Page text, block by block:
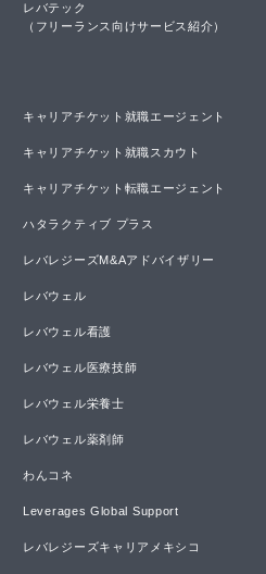
レバテック
（フリーランス向けサービス紹介）
キャリアチケット就職エージェント
キャリアチケット就職スカウト
キャリアチケット転職エージェント
ハタラクティブ プラス
レバレジーズM&Aアドバイザリー
レバウェル
レバウェル看護
レバウェル医療技師
レバウェル栄養士
レバウェル薬剤師
わんコネ
Leverages Global Support
レバレジーズキャリアメキシコ